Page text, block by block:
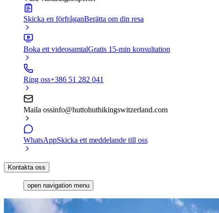
Skicka en förfråganBerätta om din resa
Boka ett videosamtalGratis 15-min konsultation
Ring oss+386 51 282 041
Maila ossinfo@huttohuthikingswitzerland.com
WhatsAppSkicka ett meddelande till oss
Kontakta oss
open navigation menu